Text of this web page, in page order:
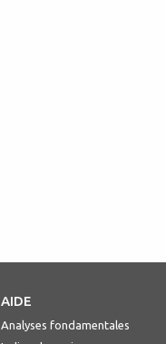
AIDE
Analyses fondamentales